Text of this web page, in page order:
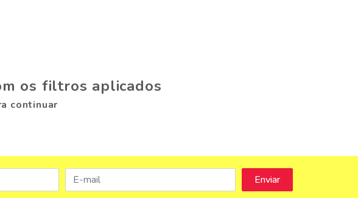
os filtros aplicados
continuar